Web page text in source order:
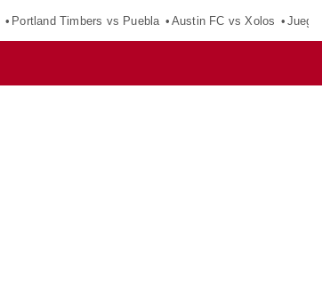
Portland Timbers vs Puebla Austin FC vs Xolos